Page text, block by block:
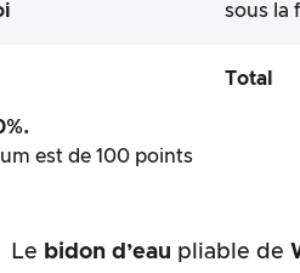
sous la
Total
est de 100 points
Le bidon d’eau pliable de